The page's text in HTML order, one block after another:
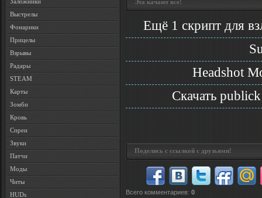
Выстрелы
Фонарики
Прицелы
Взрывы
Радары
STEAM
Карты
Зомби
Кровь
Спреи
Звуки
Патчи
Моды
Читы
HUDs
Эта качают все!
Ещё 1 скрипт для
Headshot
Скачать
Поделись с ссылкой с друзьями!
Всего комментариев: 0